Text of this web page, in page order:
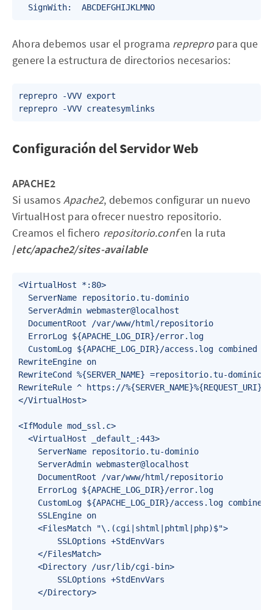
Ahora debemos usar el programa reprepropara que
genere la estructura de directorios necesarios:
reprepro -VVV export
Configuración del Servidor Web
APACHE2
Si usamos Apache2, debemos configurar un nuevo
VirtualHost para ofrecer nuestro repositorio.‌‌
Creamos el fichero repositorio.confen la ruta
/etc/apache2/sites-available
<VirtualHost *:80>
RewriteEngine on
RewriteCond %{SERVER_NAME} =repositorio.tu-dominio
RewriteRule ^ https://%{SERVER_NAME}%{REQUEST_URI}
</VirtualHost>
<IfModule mod_ssl.c>